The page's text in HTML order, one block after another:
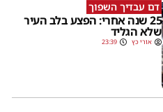
דם עבדיך השפוך
25 שנה אחרי: הפצע בלב העיר
שלא הגליד
אורי כץ 23:39